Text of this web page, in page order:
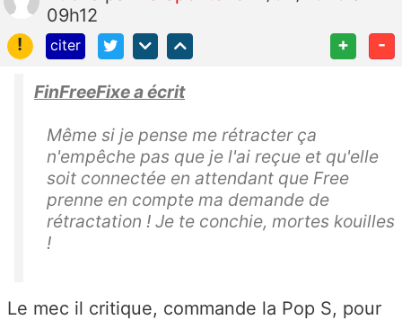
09h12
!
citer + -
FinFreeFixe a écrit
Même si je pense me rétracter ça
n'empêche pas que je l'ai reçue et qu'elle
soit connectée en attendant que Free
prenne en compte ma demande de
rétractation ! Je te conchie, mortes kouilles
!
Le mec il critique, commande la Pop S, pour